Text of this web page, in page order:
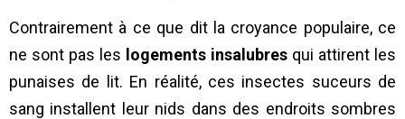
Contrairement à ce que dit la croyance populaire, ce
ne sont pas les logements insalubres qui attirent les
punaises de lit. En réalité, ces insectes suceurs de
sang installent leur nids dans des endroits sombres